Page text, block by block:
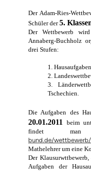
Der Adam-Ries-
Schüler der5.
Der Wettbewerb
Annaberg-Buchholz
drei Stufen:
1.
2.
3.
Tschechien.
Die Aufgaben des
20.01.2011beim
findet
bund.de/wettbewerb/
Mathelehrer um eine
Der
Aufgaben der